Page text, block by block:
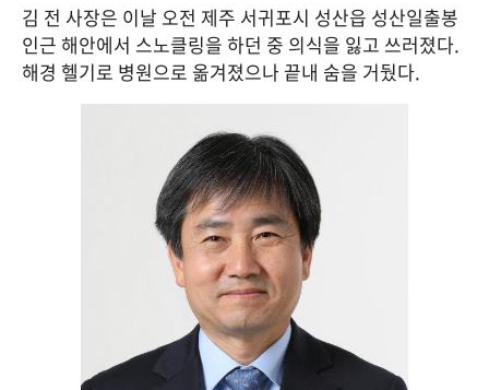
김 전 사장은 이날 오전 제주 서귀포시 성산읍 성산일출봉
인근 해안에서 스노클링을 하던 중 의식을 잃고 쓰러졌다.
해경 헬기로 병원으로 옮겨졌으나 끝내 숨을 거뒀다.